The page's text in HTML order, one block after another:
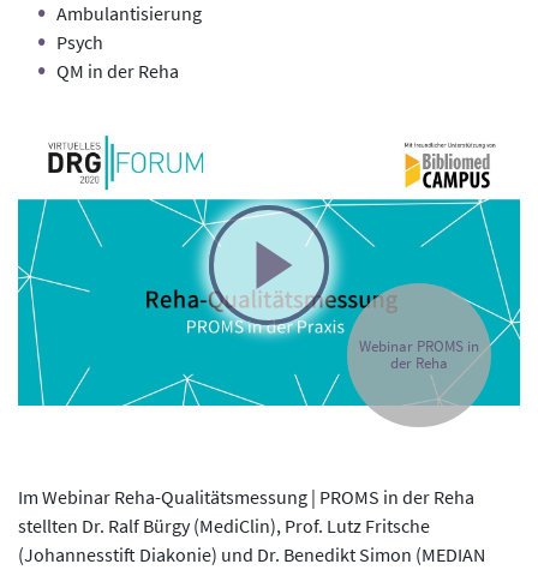
Ambulantisierung
Psych
QM in der Reha
Webinar PROMS in
der Reha
Im Webinar Reha-Qualitätsmessung | PROMS in der Reha
stellten Dr. Ralf Bürgy (MediClin), Prof. Lutz Fritsche
(Johannesstift Diakonie) und Dr. Benedikt Simon (MEDIAN